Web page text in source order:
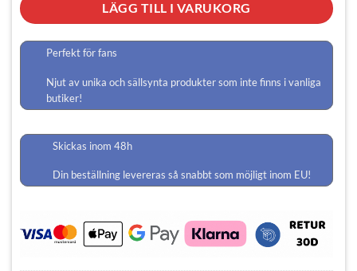
LÄGG TILL I VARUKORG
Perfekt för fans
Njut av unika och sällsynta produkter som inte finns i vanliga
butiker!
Skickas inom 48h
Din beställning levereras så snabbt som möjligt inom EU!